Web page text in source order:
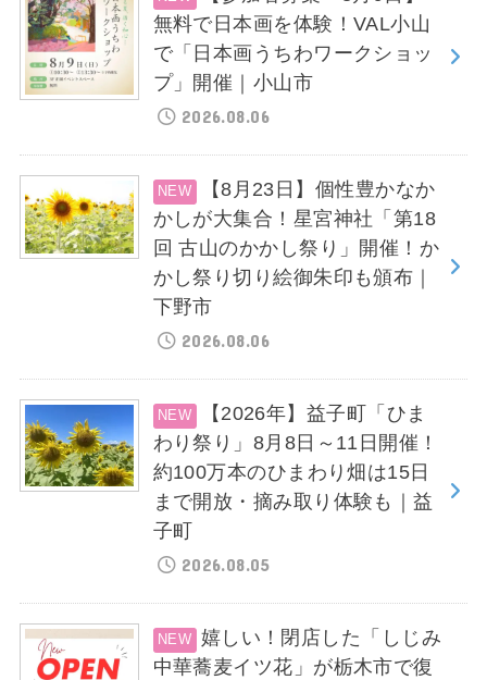
無料で日本画を体験！VAL小山
で「日本画うちわワークショッ
プ」開催｜小山市
2026.08.06
【8月23日】個性豊かなか
かしが大集合！星宮神社「第18
回 古山のかかし祭り」開催！か
かし祭り切り絵御朱印も頒布｜
下野市
2026.08.06
【2026年】益子町「ひま
わり祭り」8月8日～11日開催！
約100万本のひまわり畑は15日
まで開放・摘み取り体験も｜益
子町
2026.08.05
嬉しい！閉店した「しじみ
中華蕎麦イツ花」が栃木市で復